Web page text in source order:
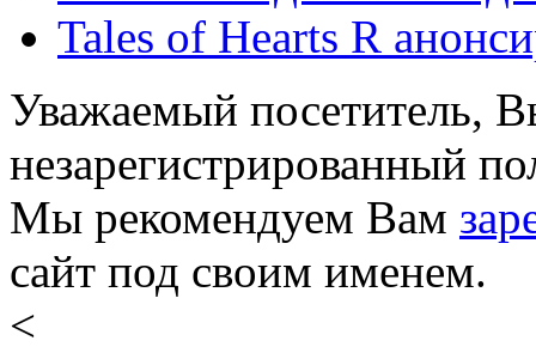
Tales of Hearts R
Уважаемый посетитель,
незарегистрированный
Мы рекомендуем Вам
сайт под своим именем.
<